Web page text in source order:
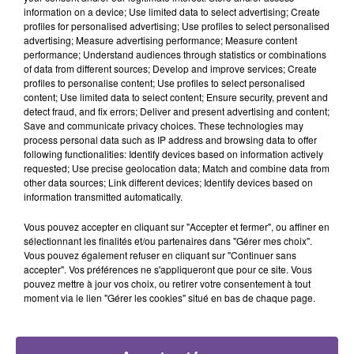
Incendies : 22 personnes accueillies en Haute-
Vienne
DERNIERS TITRES
3h56
3h56
I Just Might
3h54
3h54
Oh La Mer
3h51
3h51
Camera
information on a device; Use limited data to select advertising; Create
profiles for personalised advertising; Use profiles to select personalised
advertising; Measure advertising performance; Measure content
performance; Understand audiences through statistics or combinations
of data from different sources; Develop and improve services; Create
profiles to personalise content; Use profiles to select personalised
content; Use limited data to select content; Ensure security, prevent and
detect fraud, and fix errors; Deliver and present advertising and content;
Save and communicate privacy choices. These technologies may
process personal data such as IP address and browsing data to offer
following functionalities: Identify devices based on information actively
requested; Use precise geolocation data; Match and combine data from
other data sources; Link different devices; Identify devices based on
information transmitted automatically.
Vous pouvez accepter en cliquant sur "Accepter et fermer", ou affiner en
sélectionnant les finalités et/ou partenaires dans "Gérer mes choix".
Vous pouvez également refuser en cliquant sur "Continuer sans
accepter". Vos préférences ne s'appliqueront que pour ce site. Vous
pouvez mettre à jour vos choix, ou retirer votre consentement à tout
moment via le lien "Gérer les cookies" situé en bas de chaque page.